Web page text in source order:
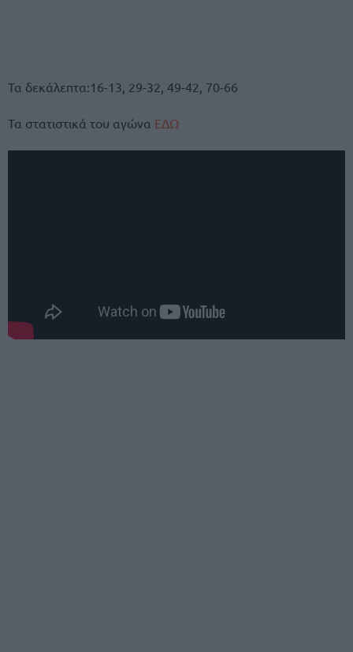
Τα δεκάλεπτα:16-13, 29-32, 49-42, 70-66
Τα στατιστικά του αγώνα ΕΔΩ